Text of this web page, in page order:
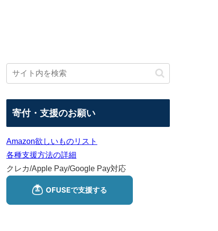
寄付・支援のお願い
Amazon欲しいものリスト
各種支援方法の詳細
クレカ/Apple Pay/Google Pay対応